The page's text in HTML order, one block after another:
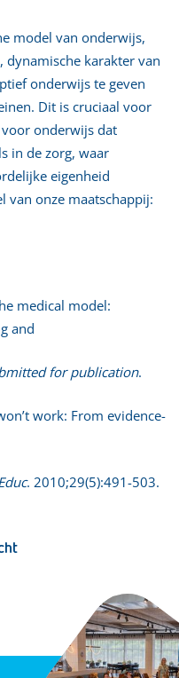
model van onderwijs,
dynamische karakter van
onderwijs te geven
Dit is cruciaal voor
onderwijs dat
in de zorg, waar
eigenheid
van onze maatschappij:
medical model:
and
for publication.
work: From evidence-
. 2010;29(5):491-503.